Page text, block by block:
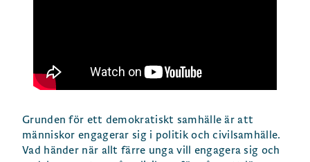
Grunden för ett demokratiskt samhälle är att
människor engagerar sig i politik och civilsamhälle.
Vad händer när allt färre unga vill engagera sig och